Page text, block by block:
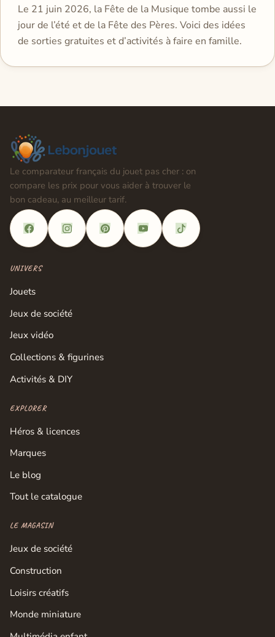
Le 21 juin 2026, la Fête de la Musique tombe aussi le
jour de l’été et de la Fête des Pères. Voici des idées
de sorties gratuites et d’activités à faire en famille.
Le comparateur français du jouet pas cher : on
compare les prix pour vous aider à trouver le
bon cadeau, au meilleur tarif.
UNIVERS
Jouets
Jeux de société
Jeux vidéo
Collections & figurines
Activités & DIY
EXPLORER
Héros & licences
Marques
Le blog
Tout le catalogue
LE MAGASIN
Jeux de société
Construction
Loisirs créatifs
Monde miniature